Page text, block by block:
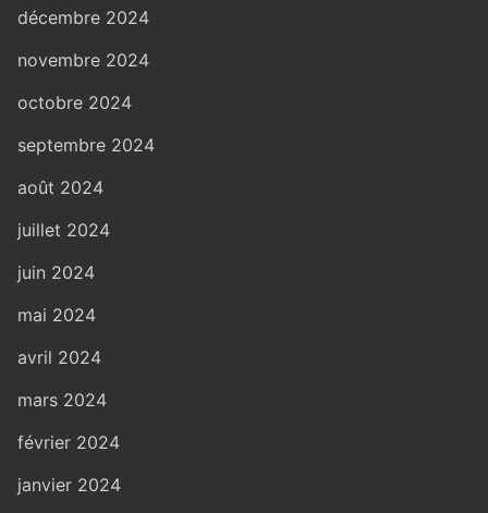
décembre 2024
novembre 2024
octobre 2024
septembre 2024
août 2024
juillet 2024
juin 2024
mai 2024
avril 2024
mars 2024
février 2024
janvier 2024